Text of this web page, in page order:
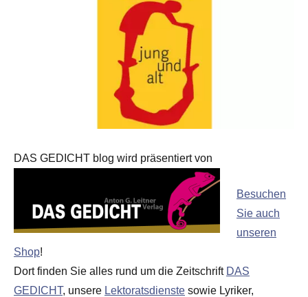
DAS GEDICHT blog wird präsentiert von
Besuchen
Sie auch
unseren
Shop!
Dort finden Sie alles rund um die Zeitschrift DAS
GEDICHT, unsere Lektoratsdienste sowie Lyriker,